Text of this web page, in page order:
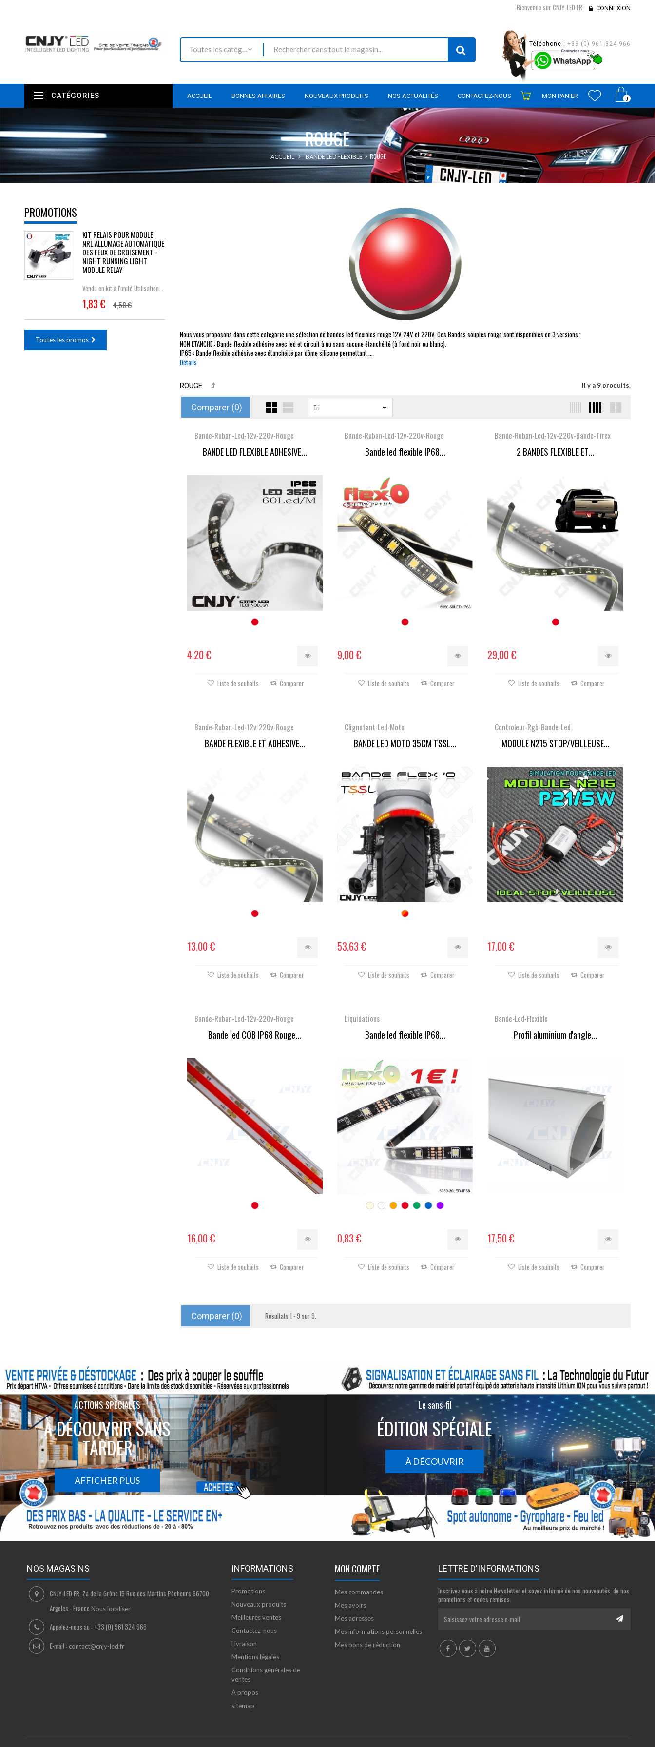
Bienvenue sur CNJY-LED.FR CONNEXION
Toutes les catégories
Téléphone : +33 (0) 961 324 966
0
ACCUEIL BONNES AFFAIRES NOUVEAUX PRODUITS NOS ACTUALITÉS CONTACTEZ-NOUS MON PANIER
CATÉGORIES
ROUGE
ACCUEIL BANDE LED FLEXIBLE ROUGE
PROMOTIONS
KIT RELAIS POUR MODULE
NRL ALLUMAGE AUTOMATIQUE
DES FEUX DE CROISEMENT -
NIGHT RUNNING LIGHT
MODULE RELAY
Vendu en kit à l'unité Utilisation...
1,83 € 4,58 €
Toutes les promos
Nous vous proposons dans cette catégorie une sélection de bandes led flexibles rouge 12V 24V et 220V. Ces Bandes souples rouge sont disponibles en 3 versions :
NON ETANCHE : Bande flexible adhésive avec led et circuit à nu sans aucune étanchéité (à fond noir ou blanc).
IP65 : Bande flexible adhésive avec étanchéité par dôme silicone permettant ...
Détails
ROUGE Il y a 9 produits.
Comparer (0) Tri
Bande-Ruban-Led-12v-220v-Rouge
BANDE LED FLEXIBLE ADHESIVE...
4,20 €
Liste de souhaits Comparer
Bande-Ruban-Led-12v-220v-Rouge
Bande led flexible IP68...
9,00 €
Liste de souhaits Comparer
Bande-Ruban-Led-12v-220v-Bande-Tirex
2 BANDES FLEXIBLE ET...
29,00 €
Liste de souhaits Comparer
Bande-Ruban-Led-12v-220v-Rouge
BANDE FLEXIBLE ET ADHESIVE...
13,00 €
Liste de souhaits Comparer
Clignotant-Led-Moto
BANDE LED MOTO 35CM TSSL...
53,63 €
Liste de souhaits Comparer
Controleur-Rgb-Bande-Led
MODULE N215 STOP/VEILLEUSE...
17,00 €
Liste de souhaits Comparer
Bande-Ruban-Led-12v-220v-Rouge
Bande led COB IP68 Rouge...
16,00 €
Liste de souhaits Comparer
Liquidations
Bande led flexible IP68...
0,83 €
Liste de souhaits Comparer
Bande-Led-Flexible
Profil aluminium d'angle...
17,50 €
Liste de souhaits Comparer
Comparer (0) Résultats 1 - 9 sur 9.
ACTIONS SPÉCIALES
À DÉCOUVRIR SANS
TARDER
AFFICHER PLUS
Le sans-fil
ÉDITION SPÉCIALE
À DÉCOUVRIR
NOS MAGASINS
CNJY-LED.FR, Za de la Grône 15 Rue des Martins Pêcheurs 66700
Argeles - France Nous localiser
Appelez-nous au : +33 (0) 961 324 966
E-mail : contact@cnjy-led.fr
INFORMATIONS
Promotions
Nouveaux produits
Meilleures ventes
Contactez-nous
Livraison
Mentions légales
Conditions générales de
ventes
A propos
sitemap
MON COMPTE
Mes commandes
Mes avoirs
Mes adresses
Mes informations personnelles
Mes bons de réduction
LETTRE D'INFORMATIONS
Inscrivez vous à notre Newsletter et soyez informé de nos nouveautés, de nos
promotions et codes remises.